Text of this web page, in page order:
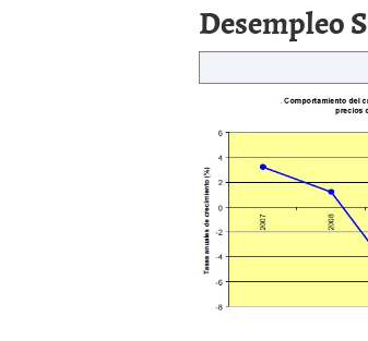
para
26,
Cómo
un
Cómo
Desempleo